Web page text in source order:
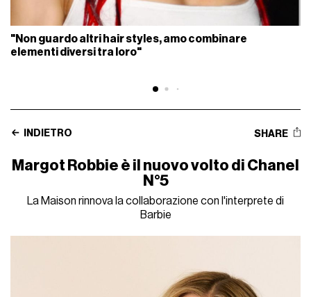
"Non guardo altri hair styles, amo combinare
elementi diversi tra loro"
INDIETRO SHARE
Margot Robbie è il nuovo volto di Chanel
N°5
La Maison rinnova la collaborazione con l'interprete di
Barbie